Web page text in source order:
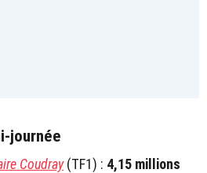
journée
Coudray(TF1) : 4,15 millions